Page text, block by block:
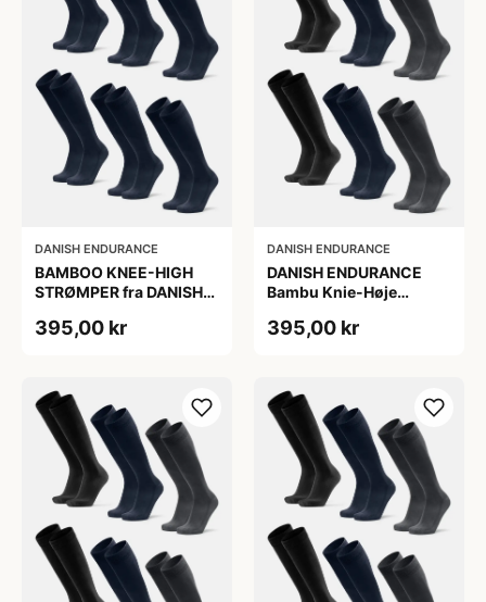
DANISH ENDURANCE
BAMBOO KNEE-HIGH
STRØMPER fra DANISH
6-Pak, Knæhøj, Bambus,
OEKO-TEX® STANDARD
100 cert.
395,00 kr
DANISH ENDURANCE
DANISH ENDURANCE
Bambu Knie-Høje
Navy Blå, 6-Pak
395,00 kr